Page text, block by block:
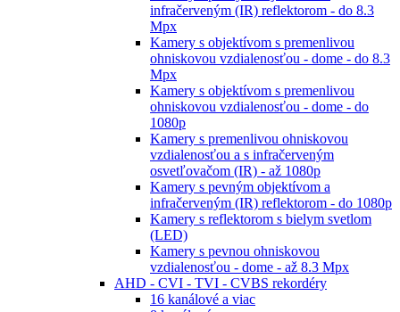
infračerveným (IR) reflektorom - do 8.3
Mpx
Kamery s objektívom s premenlivou
ohniskovou vzdialenosťou - dome - do 8.3
Mpx
Kamery s objektívom s premenlivou
ohniskovou vzdialenosťou - dome - do
1080p
Kamery s premenlivou ohniskovou
vzdialenosťou a s infračerveným
osvetľovačom (IR) - až 1080p
Kamery s pevným objektívom a
infračerveným (IR) reflektorom - do 1080p
Kamery s reflektorom s bielym svetlom
(LED)
Kamery s pevnou ohniskovou
vzdialenosťou - dome - až 8.3 Mpx
AHD - CVI - TVI - CVBS rekordéry
16 kanálové a viac